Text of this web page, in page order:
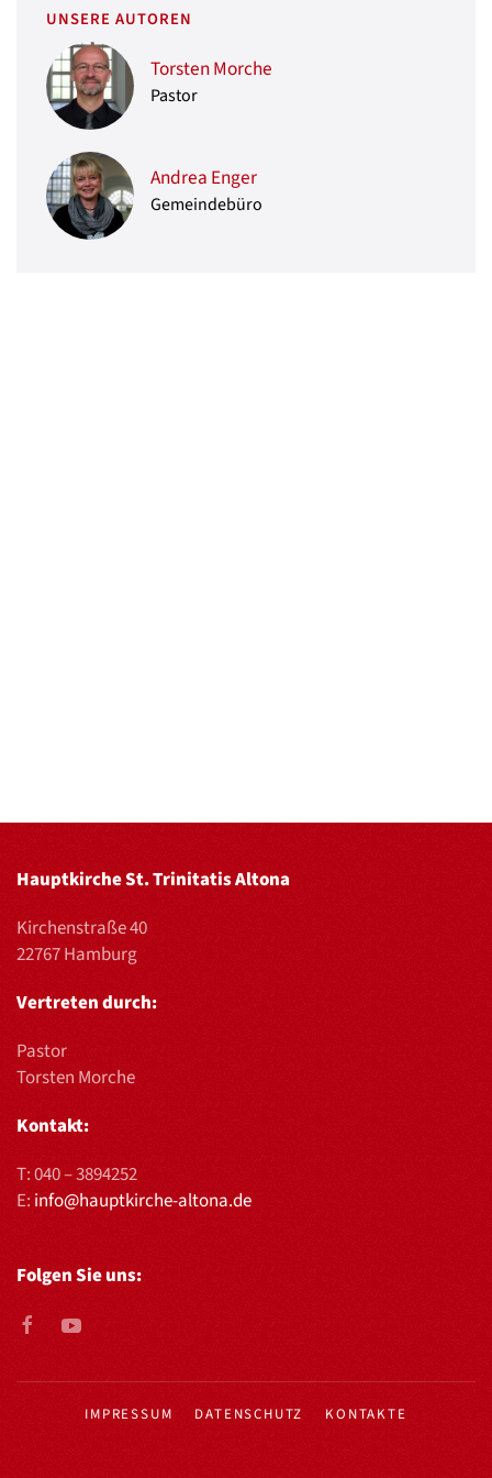
UNSERE AUTOREN
Torsten Morche
Pastor
Andrea Enger
Gemeindebüro
Hauptkirche St. Trinitatis Altona
Kirchenstraße 40
22767 Hamburg
Vertreten durch:
Pastor
Torsten Morche
Kontakt:
T:040 – 3894252
E: info@hauptkirche-altona.de
Folgen Sie uns:
IMPRESSUM DATENSCHUTZ KONTAKTE